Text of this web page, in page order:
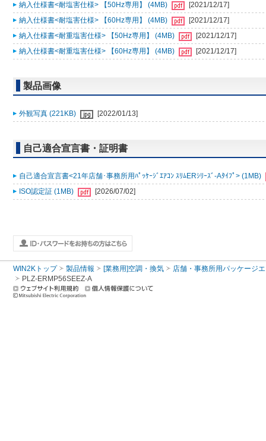
納入仕様書<耐塩害仕様> 【50Hz専用】 (4MB)
[2021/12/17]
納入仕様書<耐塩害仕様> 【60Hz専用】 (4MB)
[2021/12/17]
納入仕様書<耐重塩害仕様> 【50Hz専用】 (4MB)
[2021/12/17]
納入仕様書<耐重塩害仕様> 【60Hz専用】 (4MB)
[2021/12/17]
製品画像
外観写真 (221KB) [2022/01/13]
自己適合宣言書・証明書
自己適合宣言書<21年店舗･事務所用ﾊﾟｯｹｰｼﾞｴｱｺﾝ ｽﾘﾑERｼﾘｰｽﾞ-Aﾀｲﾌﾟ> (1MB)
ISO認定証 (1MB)
[2026/07/02]
WIN2Kトップ 製品情報 [業務用]空調・換気
店舗・事務所用パッケージ
PLZ-ERMP56SEEZ-A